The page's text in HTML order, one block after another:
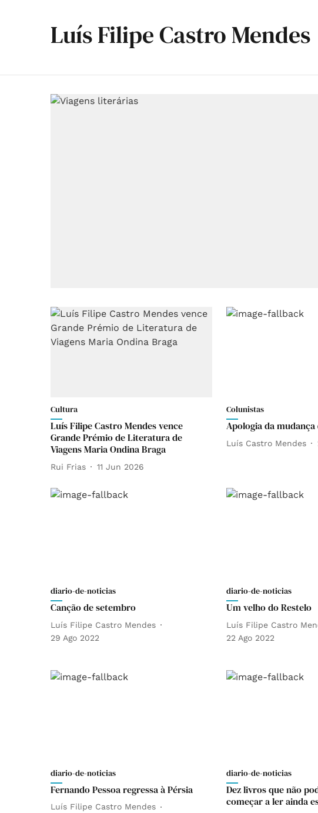
Luís Filipe Castro Mendes
Cultura
Luís Filipe Castro Mendes vence
Grande Prémio de Literatura de
Viagens Maria Ondina Braga
Rui Frias 11 Jun 2026
Colunistas
Apologia da
Luís Castro Mendes
diario-de-noticias
Canção de setembro
Luís Filipe Castro Mendes
29 Ago 2022
diario-de-noticias
Um velho do Restelo
Luís Filipe Castro
22 Ago 2022
diario-de-noticias
Fernando Pessoa regressa à Pérsia
Luís Filipe Castro Mendes
diario-de-noticias
Dez livros que não
começar a ler ainda